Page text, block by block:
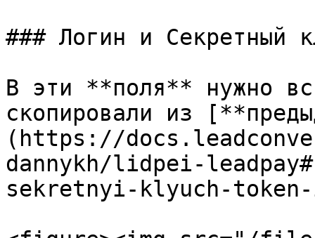
### Логин и Секретный
В эти **поля** нужно
скопировали из
(https://
dannykh/lidpei-
sekretnyi-klyuch-